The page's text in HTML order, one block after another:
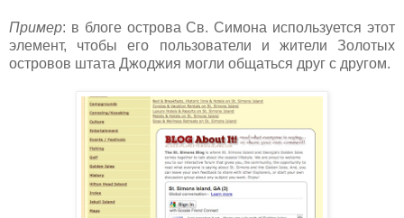
Пример: в блоге острова Св. Симона используется этот
элемент, чтобы его пользователи и жители Золотых
островов штата Джоджия могли общаться друг с другом.